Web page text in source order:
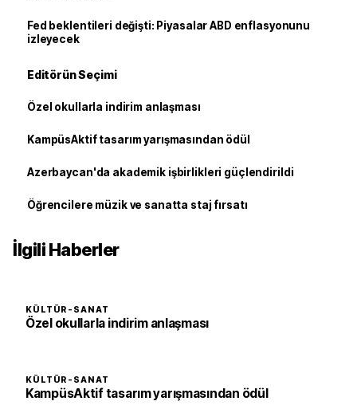
Fed beklentileri değişti: Piyasalar ABD enflasyonunu
izleyecek
Editörün Seçimi
Özel okullarla indirim anlaşması
KampüsAktif tasarım yarışmasından ödül
Azerbaycan'da akademik işbirlikleri güçlendirildi
Öğrencilere müzik ve sanatta staj fırsatı
İlgili Haberler
KÜLTÜR-SANAT
Özel okullarla indirim anlaşması
KÜLTÜR-SANAT
KampüsAktif tasarım yarışmasından ödül